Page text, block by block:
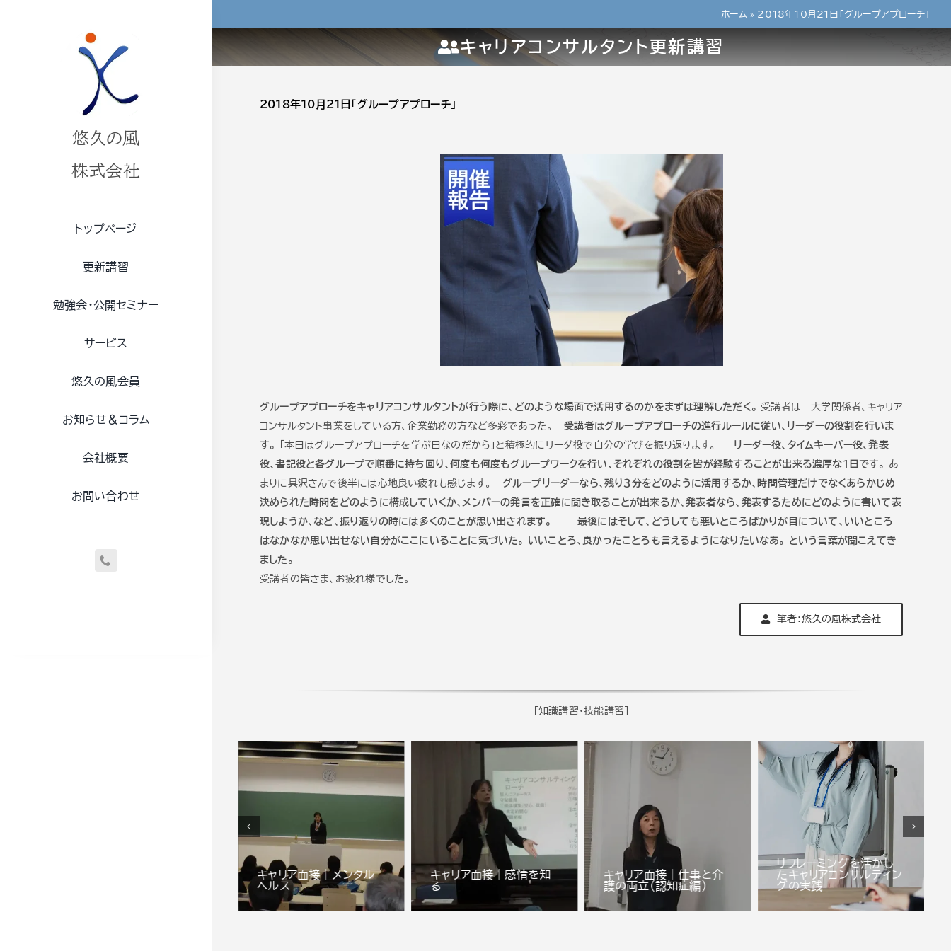
悠久の風
株式会社
トップページ
更新講習
勉強会・公開セミナー
サービス
悠久の風会員
お知らせ＆コラム
会社概要
お問い合わせ
ホーム » 2018年10月21日「グループアプローチ」
キャリアコンサルタント更新講習
2018年10月21日「グループアプローチ」
グループアプローチをキャリアコンサルタントが行う際に、どのような場面で活用するのかをまずは理解しただく。 受講者は 大学関係者、キャリア
コンサルタント事業をしている方、企業勤務の方など多彩であった。受講者はグループアプローチの進行ルールに従い、リーダーの役割を行いま
す。
「本日はグループアプローチを学ぶ日なのだから」と積極的にリーダ役で自分の学びを振り返ります。 リーダー役、タイムキーパー役、発表
役、書記役と各グループで順番に持ち回り、何度も何度もグループワークを行い、それぞれの役割を皆が経験することが出来る濃厚な１日です。
あ
まりに具沢さんで後半には心地良い疲れも感じます。 グループリーダーなら、残り３分をどのように活用するか、時間管理だけでなくあらかじめ
決められた時間をどのように構成していくか、メンバーの発言を正確に聞き取ることが出来るか、発表者なら、発表するためにどのように書いて表
現しようか、など、振り返りの時には多くのことが思い出されます。
最後にはそして、どうしても悪いところばかりが目について、いいところ
はなかなか思い出せない自分がここにいることに気づいた。 いいことろ、良かったことろも言えるようになりたいなあ。 という言葉が聞こえてき
ました。
受講者の皆さま、お疲れ様でした。
筆者：悠久の風株式会社
[知識講習・技能講習]
キャリア面接｜メンタル
ヘルス
キャリア面接｜感情を知
る
キャリア面接｜仕事と介
護の両立(認知症編)
リフレーミングを活かし
たキャリアコンサルティン
グの実践